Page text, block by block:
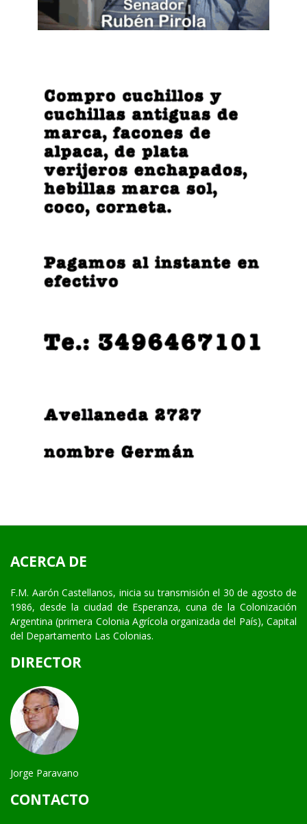
ACERCA DE
F.M. Aarón Castellanos, inicia su transmisión el 30 de agosto de
1986, desde la ciudad de Esperanza, cuna de la Colonización
Argentina (primera Colonia Agrícola organizada del País), Capital
del Departamento Las Colonias.
DIRECTOR
Jorge Paravano
CONTACTO